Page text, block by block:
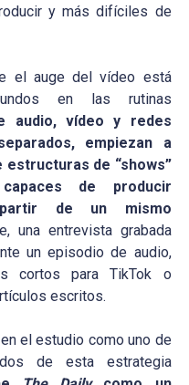
y más difíciles de
el auge del vídeo está
en las rutinas
audio, vídeo y redes
empiezan a
de “shows”
de producir
de un mismo
una entrevista grabada
un episodio de audio,
cortos para TikTok o
escritos.
el estudio como uno de
de esta estrategia